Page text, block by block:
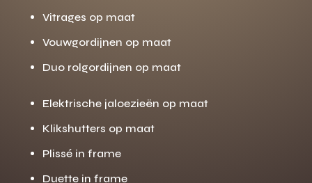
Vitrages op maat
Vouwgordijnen op maat
Duo rolgordijnen op maat
Elektrische jaloezieën op maat
Klikshutters op maat
Plissé in frame
Duette in frame